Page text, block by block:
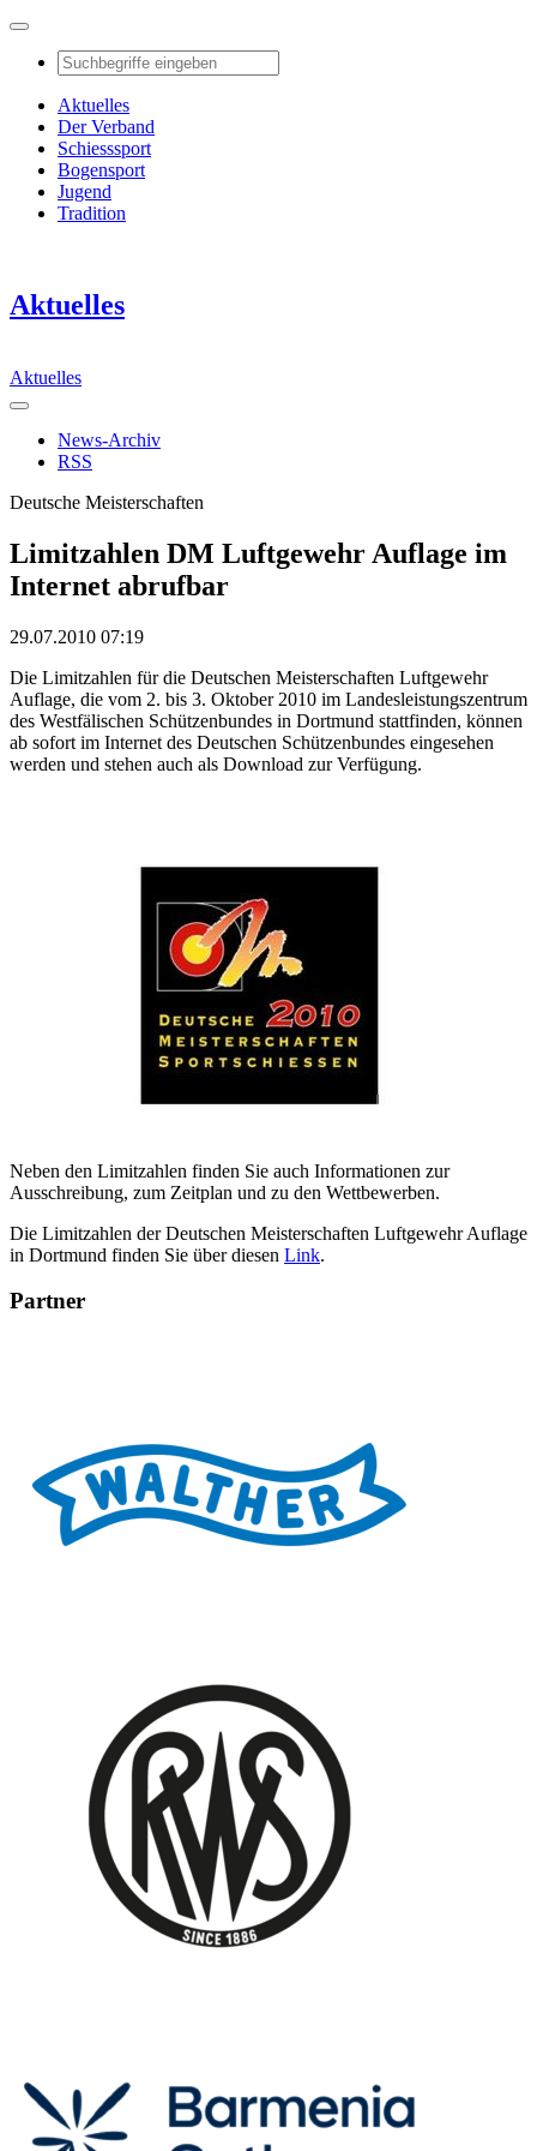
Aktuelles
Der Verband
Schiesssport
Bogensport
Jugend
Tradition
Aktuelles
Aktuelles
News-Archiv
RSS
Deutsche Meisterschaften
Limitzahlen DM Luftgewehr Auflage im
Internet abrufbar
29.07.2010 07:19
Die Limitzahlen für die Deutschen Meisterschaften Luftgewehr
Auflage, die vom 2. bis 3. Oktober 2010 im Landesleistungszentrum
des Westfälischen Schützenbundes in Dortmund stattfinden, können
ab sofort im Internet des Deutschen Schützenbundes eingesehen
werden und stehen auch als Download zur Verfügung.
Neben den Limitzahlen finden Sie auch Informationen zur
Ausschreibung, zum Zeitplan und zu den Wettbewerben.
Die Limitzahlen der Deutschen Meisterschaften Luftgewehr Auflage
in Dortmund finden Sie über diesen Link.
Partner